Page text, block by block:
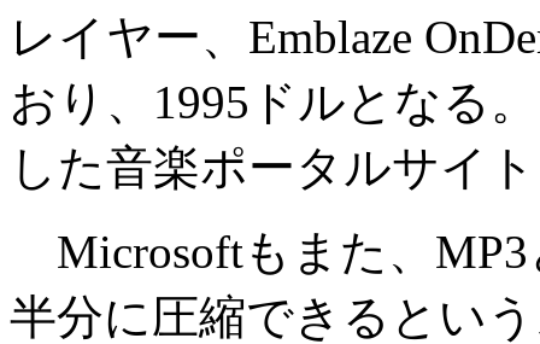
レイヤー、Emblaze
おり、1995ドルとなる
した音楽ポータルサイ
Microsoftもまた、
半分に圧縮できるとい